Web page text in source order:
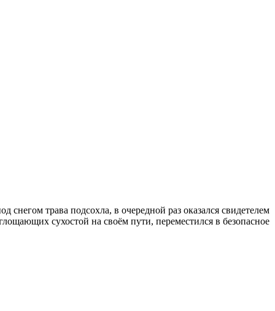
трава подсохла, в очередной раз оказался свидетелем
сухостой на своём пути, переместился в безопасное